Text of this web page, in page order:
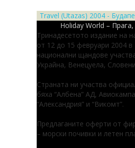
Travel (Utazas) 2004 -
Holiday World –
Тринадесетото издание на
от 12 до 15 февруари 2004
национални щандове
Украйна, Венецуела,
Страната ни участва
бяха “Албена” АД,
“Александрия” и “Викомт”.
Предлаганите оферти от
– морски почивки и летен